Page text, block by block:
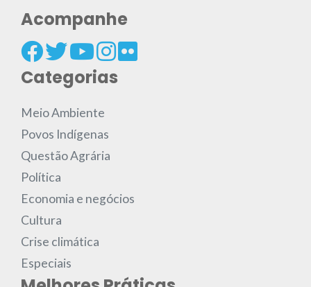
Acompanhe
Categorias
Meio Ambiente
Povos Indígenas
Questão Agrária
Política
Economia e negócios
Cultura
Crise climática
Especiais